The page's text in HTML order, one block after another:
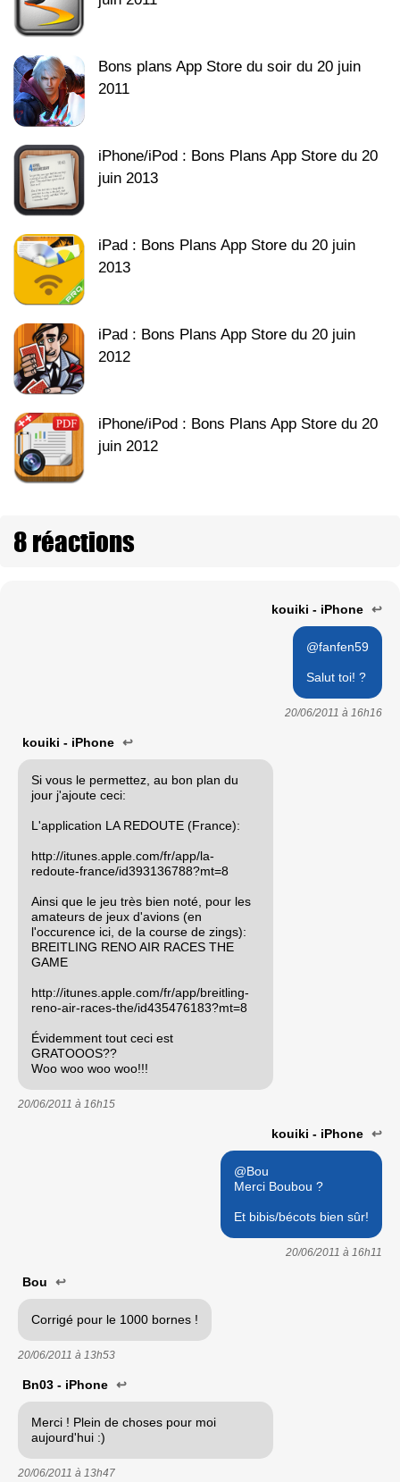
Bons plans App Store du soir du 20 juin
2011
iPhone/iPod : Bons Plans App Store du 20
juin 2013
iPad : Bons Plans App Store du 20 juin
2013
iPad : Bons Plans App Store du 20 juin
2012
iPhone/iPod : Bons Plans App Store du 20
juin 2012
8 réactions
kouiki - iPhone ↩
@fanfen59
Salut toi! ?
20/06/2011 à 16h16
kouiki - iPhone ↩
Si vous le permettez, au bon plan du
jour j'ajoute ceci:
L'application LA REDOUTE (France):
http://itunes.apple.com/fr/app/la-
redoute-france/id393136788?mt=8
Ainsi que le jeu très bien noté, pour les
amateurs de jeux d'avions (en
l'occurence ici, de la course de zings):
BREITLING RENO AIR RACES THE
GAME
http://itunes.apple.com/fr/app/breitling-
reno-air-races-the/id435476183?mt=8
Évidemment tout ceci est
GRATOOOS??
Woo woo woo woo!!!
20/06/2011 à 16h15
kouiki - iPhone ↩
@Bou
Merci Boubou ?
Et bibis/bécots bien sûr!
20/06/2011 à 16h11
Bou ↩
Corrigé pour le 1000 bornes !
20/06/2011 à 13h53
Bn03 - iPhone ↩
Merci ! Plein de choses pour moi
aujourd'hui :)
20/06/2011 à 13h47